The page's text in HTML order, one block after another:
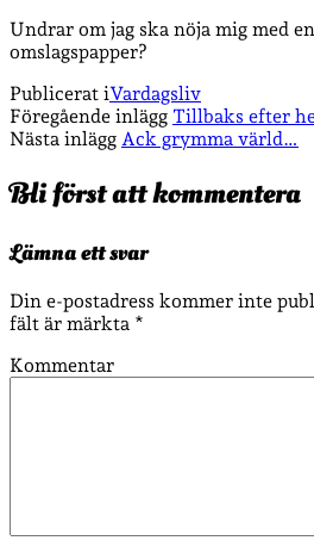
Undrar om jag ska nöja mig med
omslagspapper?
Publicerat iVardagsliv
Föregående inlägg Tillbaks efter
Nästa inlägg Ack grymma värld…
Bli först att kommentera
Lämna ett svar
Din e-postadress kommer inte
fält är märkta *
Kommentar